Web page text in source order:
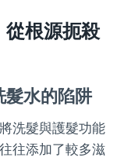
根源扼殺
髮水的陷阱
洗髮與護髮功能
往添加了較多滋